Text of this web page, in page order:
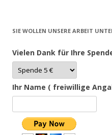
SIE WOLLEN UNSERE ARBEIT
Vielen Dank für Ihre
Ihr Name ( freiwillige